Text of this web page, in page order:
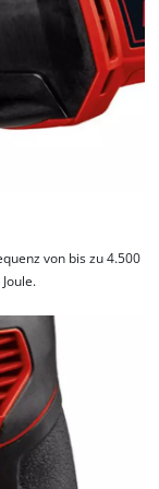
von bis zu 4.500